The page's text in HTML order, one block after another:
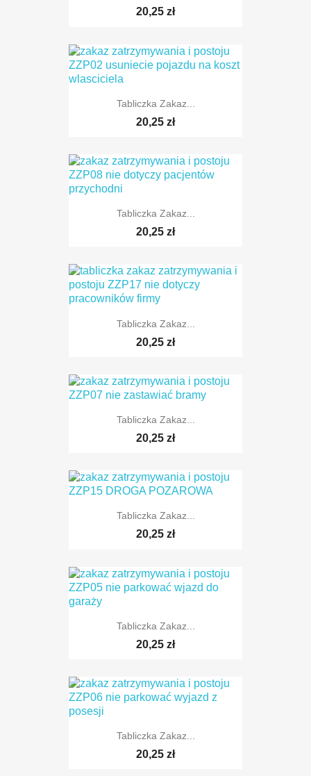
20,25 zł
Tabliczka Zakaz...
20,25 zł
Tabliczka Zakaz...
20,25 zł
Tabliczka Zakaz...
20,25 zł
Tabliczka Zakaz...
20,25 zł
Tabliczka Zakaz...
20,25 zł
Tabliczka Zakaz...
20,25 zł
Tabliczka Zakaz...
20,25 zł